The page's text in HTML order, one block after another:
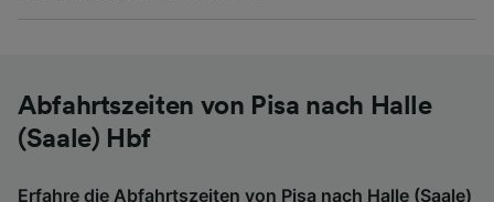
Abfahrtszeiten von Pisa nach Halle
(Saale) Hbf
Erfahre die Abfahrtszeiten von Pisa nach Halle (Saale)